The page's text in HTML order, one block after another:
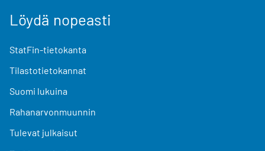
Löydä nopeasti
StatFin-tietokanta
Tilastotietokannat
Suomi lukuina
Rahanarvonmuunnin
Tulevat julkaisut